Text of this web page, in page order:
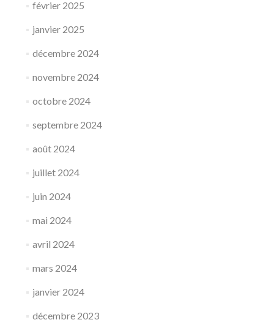
février 2025
janvier 2025
décembre 2024
novembre 2024
octobre 2024
septembre 2024
août 2024
juillet 2024
juin 2024
mai 2024
avril 2024
mars 2024
janvier 2024
décembre 2023